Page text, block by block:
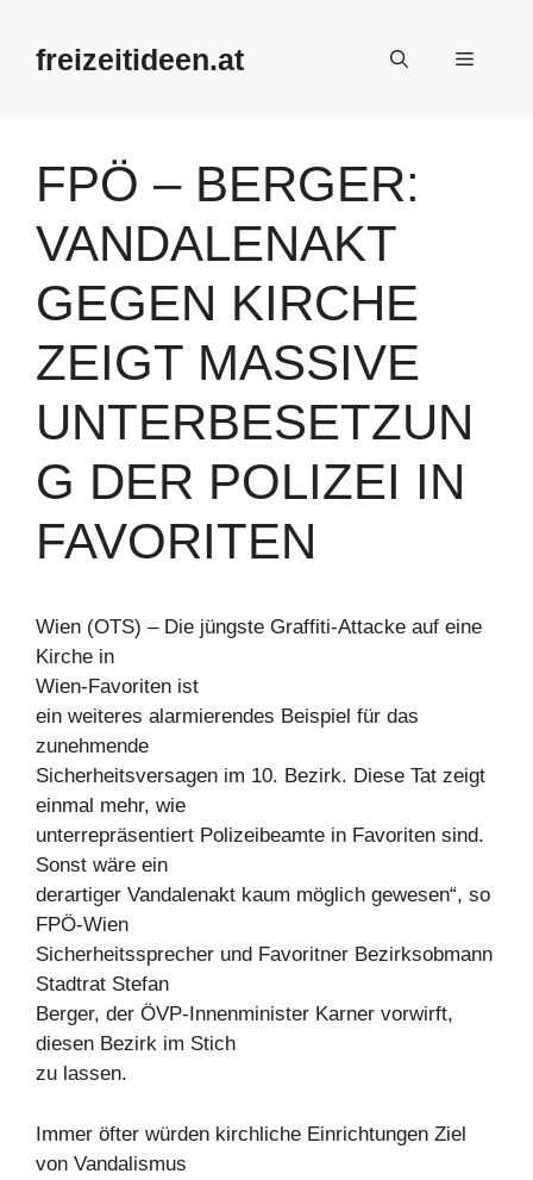
Inhalt
springenfreizeitideen.at Menü
FPÖ – BERGER:
VANDALENAKT
GEGEN KIRCHE
ZEIGT MASSIVE
UNTERBESETZUN
G DER POLIZEI IN
FAVORITEN
Wien (OTS) – Die jüngste Graffiti-Attacke auf eine
Kirche in
Wien-Favoriten ist
ein weiteres alarmierendes Beispiel für das
zunehmende
Sicherheitsversagen im 10. Bezirk. Diese Tat zeigt
einmal mehr, wie
unterrepräsentiert Polizeibeamte in Favoriten sind.
Sonst wäre ein
derartiger Vandalenakt kaum möglich gewesen“, so
FPÖ-Wien
Sicherheitssprecher und Favoritner Bezirksobmann
Stadtrat Stefan
Berger, der ÖVP-Innenminister Karner vorwirft,
diesen Bezirk im Stich
zu lassen.
Immer öfter würden kirchliche Einrichtungen Ziel
von Vandalismus